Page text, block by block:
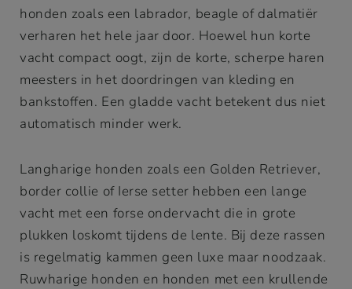
honden zoals een labrador, beagle of dalmatiër
verharen het hele jaar door. Hoewel hun korte
vacht compact oogt, zijn de korte, scherpe haren
meesters in het doordringen van kleding en
bankstoffen. Een gladde vacht betekent dus niet
automatisch minder werk.
Langharige honden zoals een Golden Retriever,
border collie of Ierse setter hebben een lange
vacht met een forse ondervacht die in grote
plukken loskomt tijdens de lente. Bij deze rassen
is regelmatig kammen geen luxe maar noodzaak.
Ruwharige honden en honden met een krullende